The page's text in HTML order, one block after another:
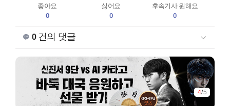
좋아요
0
싫어요
0
후속기사 원해요
0
0건의 댓글
4/5